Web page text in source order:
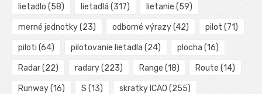
lietadlo (58) lietadlá (317) lietanie (59)
merné jednotky(23) odborné výrazy(42) pilot (71)
piloti (64) pilotovanie lietadla (24) plocha (16)
Radar(22) radary(223) Range (18) Route (14)
Runway(16) S (13) skratky ICAO (255)